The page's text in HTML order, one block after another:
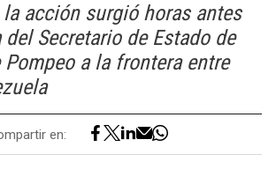
acción surgió horas antes
Secretario de Estado de
Pompeo a la frontera entre
en: